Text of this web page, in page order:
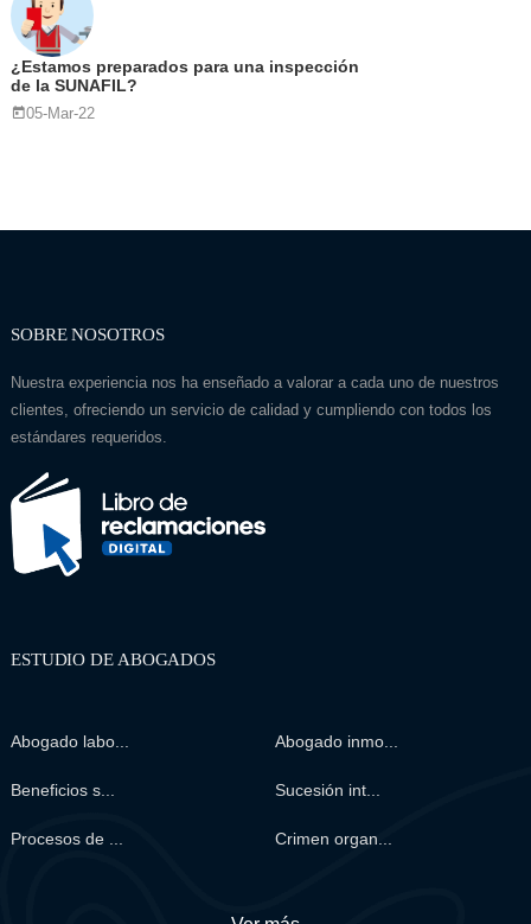
¿Estamos preparados para una inspección
de la SUNAFIL?
05-Mar-22
SOBRE NOSOTROS
Nuestra experiencia nos ha enseñado a valorar a cada uno de nuestros
clientes, ofreciendo un servicio de calidad y cumpliendo con todos los
estándares requeridos.
ESTUDIO DE ABOGADOS
Abogado labo... Abogado inmo...
Beneficios s... Sucesión int...
Procesos de ... Crimen organ...